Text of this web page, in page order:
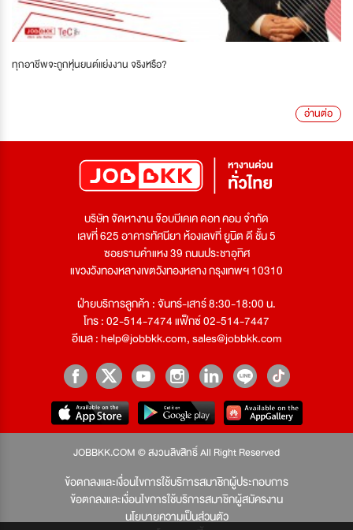
ทุกอาชีพจะถูกหุ่นยนต์แย่งงาน จริงหรือ?
อ่านต่อ
บริษัท จัดหางาน จ๊อบบีเคเค ดอท คอม จำกัด
เลขที่ 625 อาคารทัศนียา ห้องเลขที่ ยูนิต ดี ชั้น 5
ซอยรามคำแหง 39 ถนนประชาอุทิศ
แขวงวังทองหลางเขตวังทองหลาง กรุงเทพฯ 10310
ฝ่ายบริการลูกค้า : จันทร์-เสาร์ 8:30-18:00 น.
โทร : 02-514-7474 แฟ็กซ์ 02-514-7447
อีเมล :help@jobbkk.com,sales@jobbkk.com
JOBBKK.COM © สงวนลิขสิทธิ์ All Right Reserved
ข้อตกลงและเงื่อนไขการใช้บริการสมาชิกผู้ประกอบการ
ข้อตกลงและเงื่อนไขการใช้บริการสมาชิกผู้สมัครงาน
นโยบายความเป็นส่วนตัว